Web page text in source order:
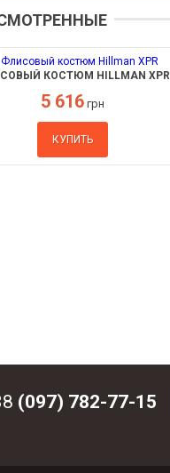
КОСТЮМ HILLMAN XPR
5 616 грн
КУПИТЬ
(097) 782-77-15